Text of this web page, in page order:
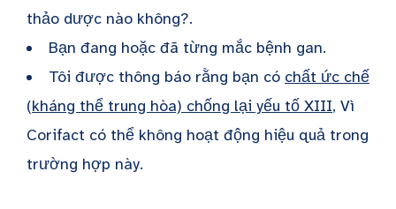
thảo dược nào không?.
Bạn đang hoặc đã từng mắc bệnh gan.
Tôi được thông báo rằng bạn có chất ức chế
(kháng thể trung hòa) chống lại yếu tố XIII, Vì
Corifact có thể không hoạt động hiệu quả trong
trường hợp này.